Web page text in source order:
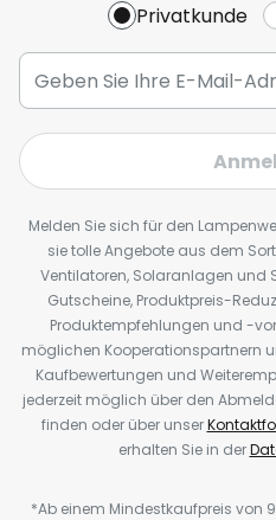
Privatkunde
Melden Sie sich für den
sie tolle Angebote aus dem
Ventilatoren, Solaranlagen und
Gutscheine, Produktpreis-
Produktempfehlungen und -
möglichen Kooperationspartnern
Kaufbewertungen und
jederzeit möglich über den
finden oder über unser
erhalten Sie in der
*Ab einem Mindestkaufpreis von